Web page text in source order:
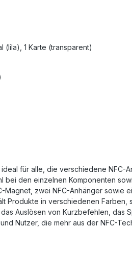
(lila), 1 Karte (transparent)
für alle, die verschiedene NFC-
den einzelnen Komponenten
zwei NFC-Anhänger sowie
Produkte in verschiedenen
Auslösen von Kurzbefehlen,
Nutzer, die mehr aus der NFC-